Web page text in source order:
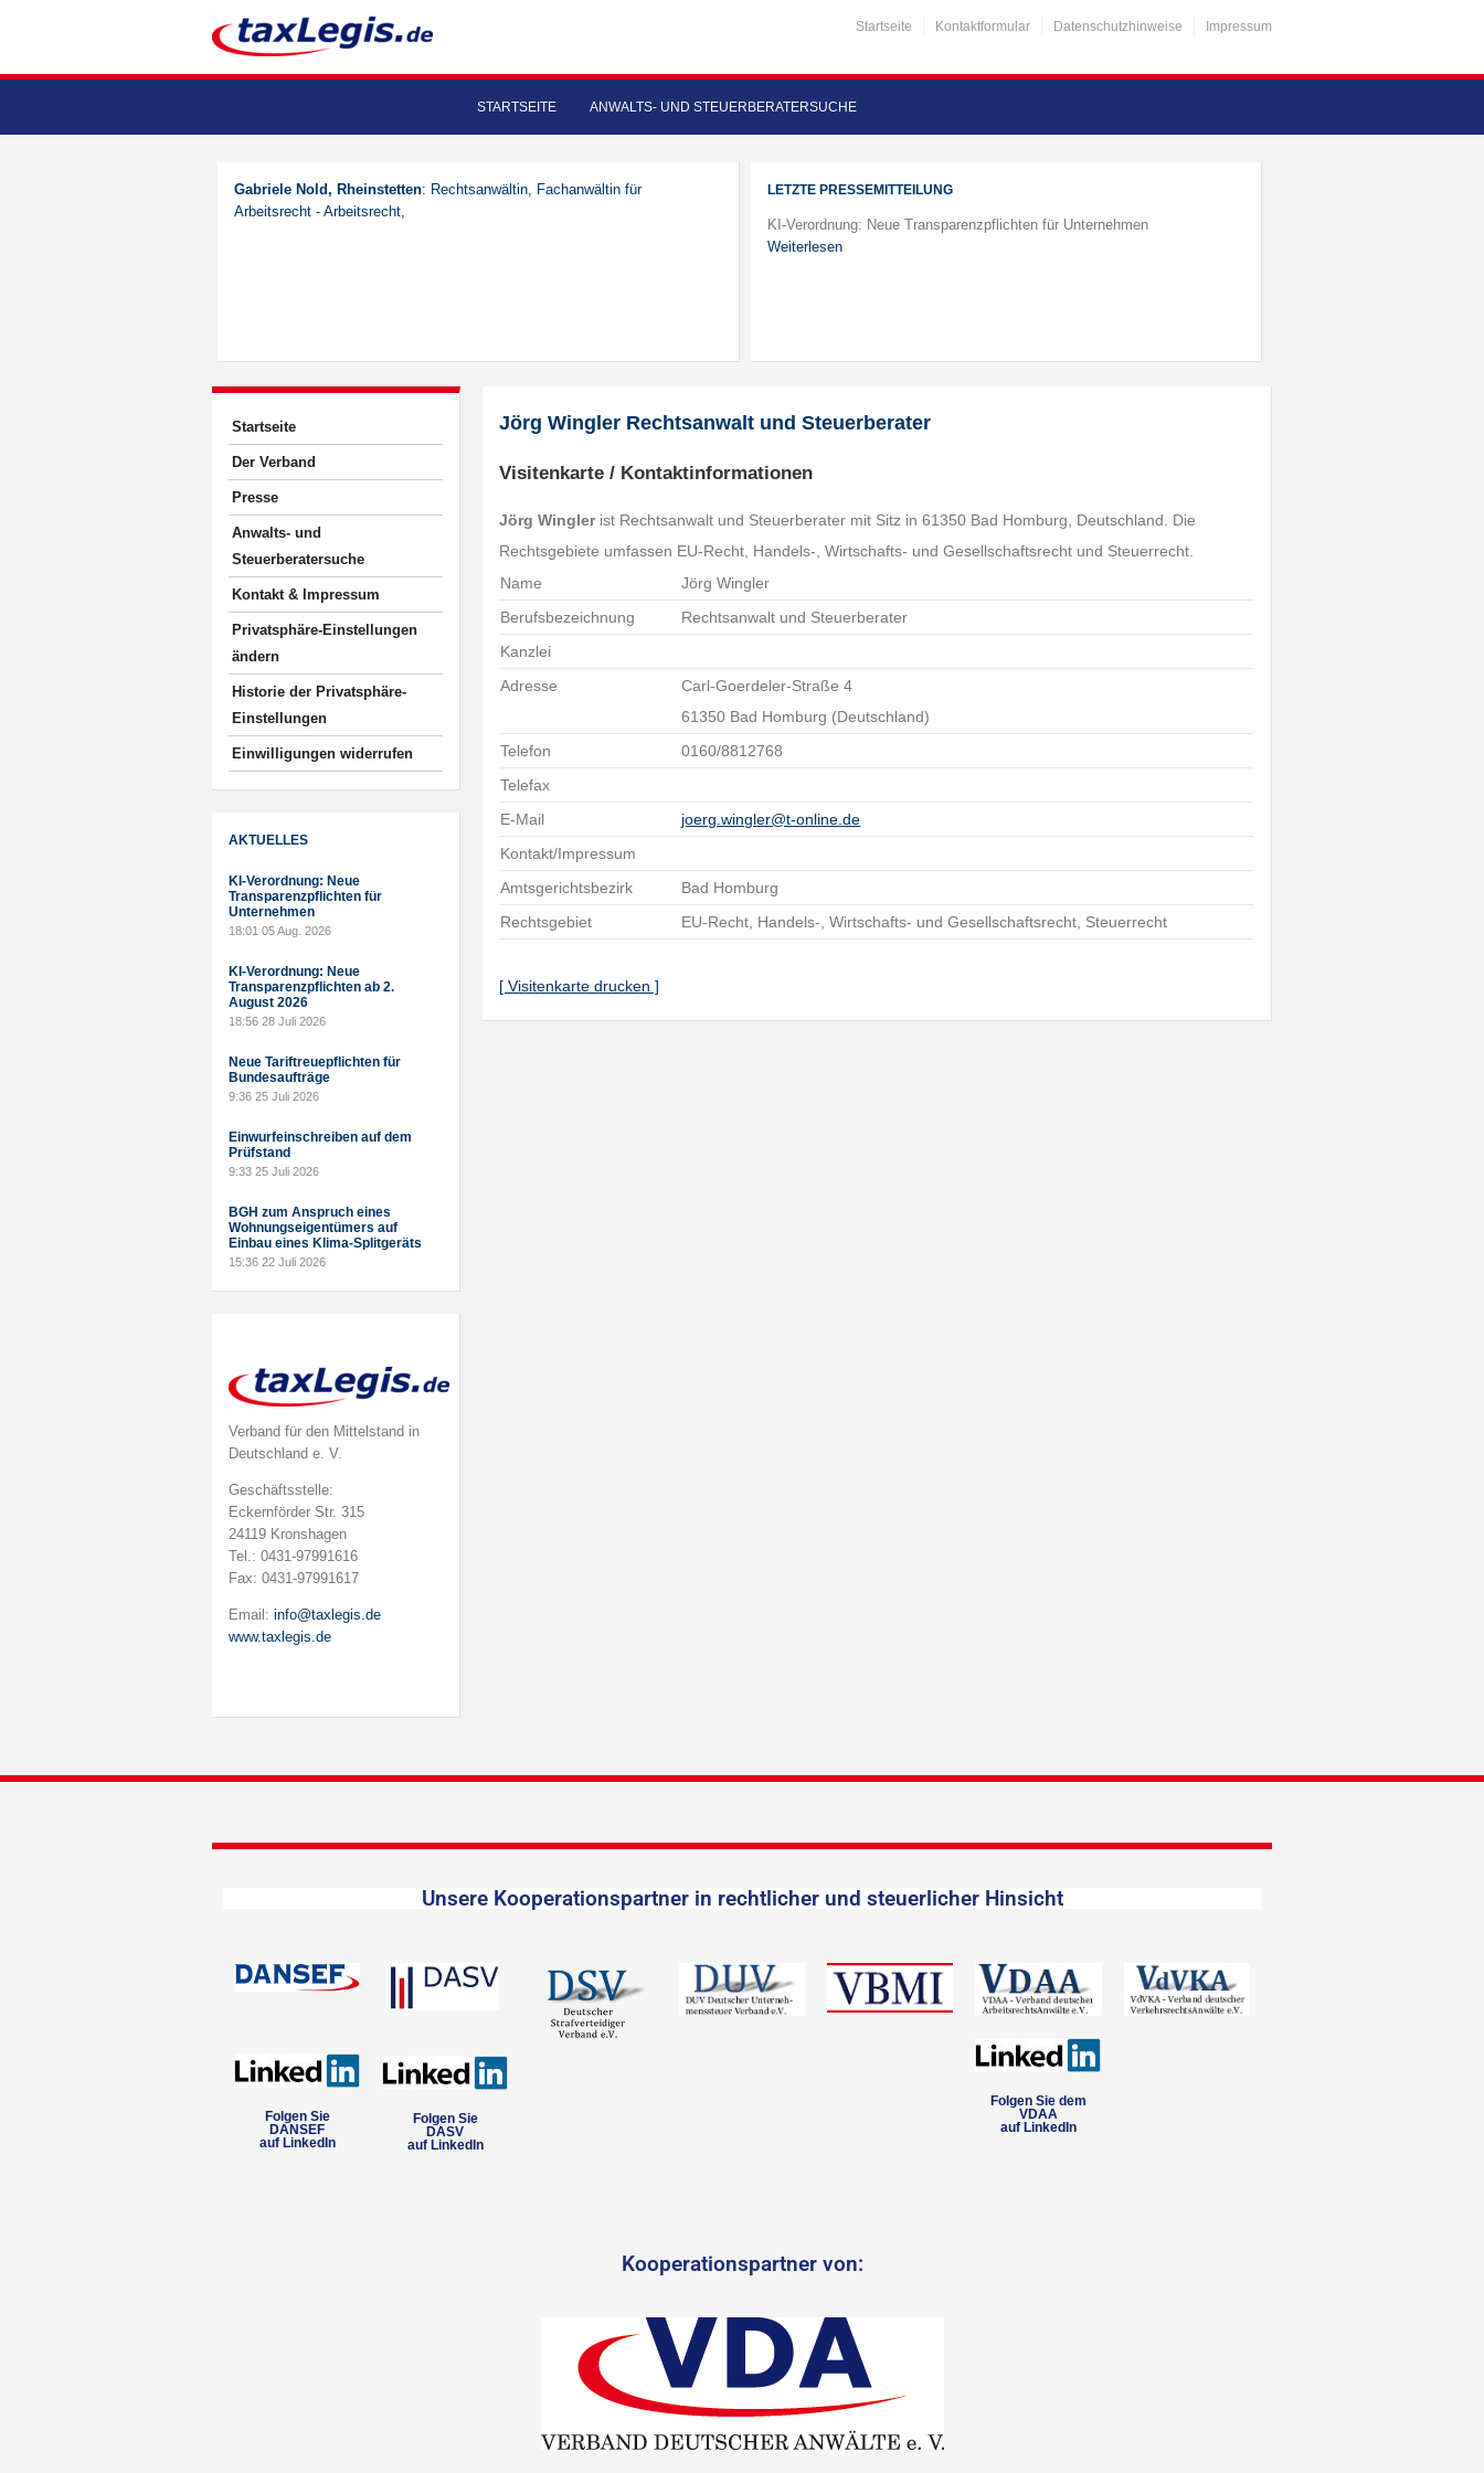
Startseite Kontaktformular Datenschutzhinweise Impressum
STARTSEITE ANWALTS- UND STEUERBERATERSUCHE
Gabriele Nold, Rheinstetten: Rechtsanwältin, Fachanwältin für
Arbeitsrecht - Arbeitsrecht,
LETZTE PRESSEMITTEILUNG
KI-Verordnung: Neue Transparenzpflichten für Unternehmen
Weiterlesen
Startseite
Der Verband
Presse
Anwalts- und
Steuerberatersuche
Kontakt & Impressum
Privatsphäre-Einstellungen
ändern
Historie der Privatsphäre-
Einstellungen
Einwilligungen widerrufen
AKTUELLES
KI-Verordnung: Neue
Transparenzpflichten für
Unternehmen
18:01 05 Aug. 2026
KI-Verordnung: Neue
Transparenzpflichten ab 2.
August 2026
18:56 28 Juli 2026
Neue Tariftreuepflichten für
Bundesaufträge
9:36 25 Juli 2026
Einwurfeinschreiben auf dem
Prüfstand
9:33 25 Juli 2026
BGH zum Anspruch eines
Wohnungseigentümers auf
Einbau eines Klima-Splitgeräts
15:36 22 Juli 2026
Verband für den Mittelstand in
Deutschland e. V.
Geschäftsstelle:
Eckernförder Str. 315
24119 Kronshagen
Tel.: 0431-97991616
Fax: 0431-97991617
Email: info@taxlegis.de
www.taxlegis.de
Jörg Wingler Rechtsanwalt und Steuerberater
Visitenkarte / Kontaktinformationen
Jörg Winglerist Rechtsanwalt und Steuerberater mit Sitz in 61350 Bad Homburg, Deutschland. Die
Rechtsgebiete umfassen EU-Recht, Handels-, Wirtschafts- und Gesellschaftsrecht und Steuerrecht.
Name
Jörg Wingler
Berufsbezeichnung
Rechtsanwalt und Steuerberater
Kanzlei
Adresse
Carl-Goerdeler-Straße 4
61350 Bad Homburg (Deutschland)
Telefon
0160/8812768
Telefax
E-Mail
joerg.wingler@t-online.de
Kontakt/Impressum
Amtsgerichtsbezirk
Bad Homburg
Rechtsgebiet
EU-Recht, Handels-, Wirtschafts- und Gesellschaftsrecht, Steuerrecht
[ Visitenkarte drucken ]
Unsere Kooperationspartner in rechtlicher und steuerlicher Hinsicht
Folgen Sie
DANSEF
auf LinkedIn
Folgen Sie
DASV
auf LinkedIn
Folgen Sie dem
VDAA
auf LinkedIn
Kooperationspartner von: